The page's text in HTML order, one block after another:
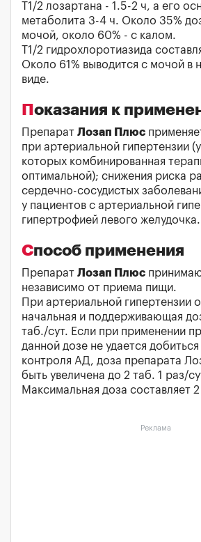
T1/2 лозартана - 1.5-2 ч, а его
метаболита 3-4 ч. Около 35%
мочой, около 60% - с калом.
T1/2 гидрохлоротиазида
Около 61% выводится с мочой в
виде.
Показания к
Препарат Лозап Плюс
при артериальной гипертензии
которых комбинированная
оптимальной); снижения риска
сердечно-сосудистых
у пациентов с артериальной
гипертрофией левого желудочка.
Способ применения
Препарат Лозап Плюс
независимо от приема пищи.
При артериальной гипертензии
начальная и поддерживающая
таб./сут. Если при применении
данной дозе не удается
контроля АД, доза препарата
быть увеличена до 2 таб. 1 раз/
Максимальная доза составляет
Реклама